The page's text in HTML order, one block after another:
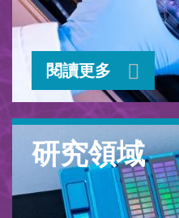
閱讀更多
研究領域